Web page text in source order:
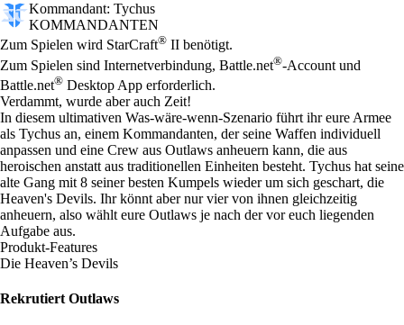
Kommandant: Tychus
KOMMANDANTEN
Preis
Available actions
Zum Spielen wird StarCraft® II benötigt.
Zum Spielen sind Internetverbindung, Battle.net®-Account und
Battle.net® Desktop App erforderlich.
Verdammt, wurde aber auch Zeit!
In diesem ultimativen Was-wäre-wenn-Szenario führt ihr eure Armee
als Tychus an, einem Kommandanten, der seine Waffen individuell
anpassen und eine Crew aus Outlaws anheuern kann, die aus
heroischen anstatt aus traditionellen Einheiten besteht. Tychus hat seine
alte Gang mit 8 seiner besten Kumpels wieder um sich geschart, die
Heaven's Devils. Ihr könnt aber nur vier von ihnen gleichzeitig
anheuern, also wählt eure Outlaws je nach der vor euch liegenden
Aufgabe aus.
Produkt-Features
Die Heaven’s Devils
Rekrutiert Outlaws